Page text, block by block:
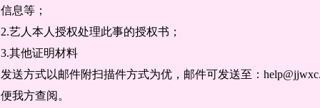
信息等；
2.艺人本人授权处理此事的授权书；
3.其他证明材料
发送方式以邮件附扫描件方式为优，邮件可发送至：
便我方查阅。